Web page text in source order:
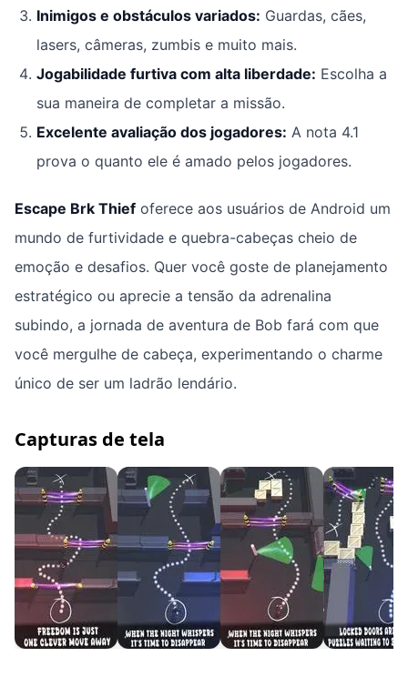
Inimigos e obstáculos variados: Guardas, cães,
lasers, câmeras, zumbis e muito mais.
Jogabilidade furtiva com alta liberdade: Escolha a
sua maneira de completar a missão.
Excelente avaliação dos jogadores: A nota 4.1
prova o quanto ele é amado pelos jogadores.
Escape Brk Thief oferece aos usuários de Android um
mundo de furtividade e quebra-cabeças cheio de
emoção e desafios. Quer você goste de planejamento
estratégico ou aprecie a tensão da adrenalina
subindo, a jornada de aventura de Bob fará com que
você mergulhe de cabeça, experimentando o charme
único de ser um ladrão lendário.
Capturas de tela